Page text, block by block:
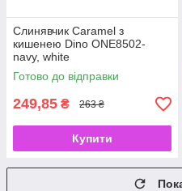
Слинявчик Caramel з
кишенею Dino ONE8502-
navy, white
Готово до відправки
249,85 ₴ 263 ₴
Купити